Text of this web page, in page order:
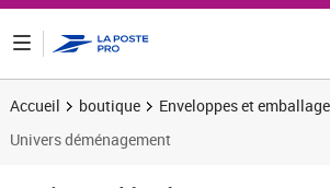
Accueil boutique
Enveloppes et
Univers déménagement